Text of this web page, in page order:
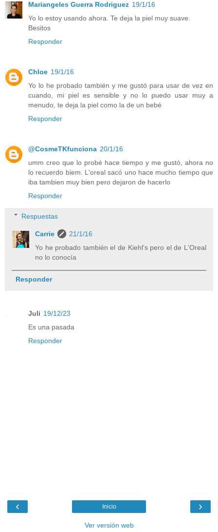
Mariangeles Guerra Rodriguez 19/1/16
Yo lo estoy usando ahora. Te deja la piel muy suave.
Besitos
Responder
Chloe 19/1/16
Yo lo he probado también y me gustó para usar de vez en
cuando, mi piel es sensible y no lo puedo usar muy a
menudo, te deja la piel como la de un bebé
Responder
@CosmeTKfunciona 20/1/16
umm creo que lo probé hace tiempo y me gustó, ahora no
lo recuerdo biem. L'oreal sacó uno hace mucho tiempo que
iba tambien muy bien pero dejaron de hacerlo
Responder
Respuestas
Carrie
21/1/16
Yo he probado también el de Kiehl's pero el de L'Oreal
no lo conocía
Responder
Juli 19/12/23
Es una pasada
Responder
‹ ›
Inicio
Ver versión web